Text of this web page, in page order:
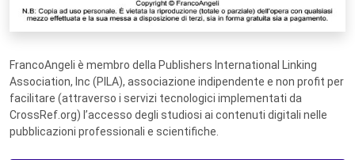
FrancoAngeli è membro della Publishers International Linking
Association, Inc (PILA), associazione indipendente e non profit per
facilitare (attraverso i servizi tecnologici implementati da
CrossRef.org) l’accesso degli studiosi ai contenuti digitali nelle
pubblicazioni professionali e scientifiche.